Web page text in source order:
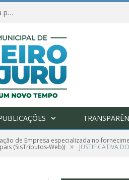
Amanhã começa nova etapa de vacinação em Limoeiro do Ajuru para idosos com 65 ou mais
de Empresa especializada no
(SisTributos-Web)) » JUSTIFICATIVA